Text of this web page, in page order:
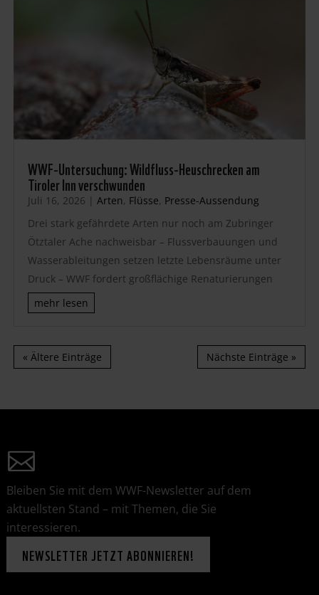
WWF-Untersuchung: Wildfluss-Heuschrecken am
Tiroler Inn verschwunden
Juli 16, 2026 | Arten, Flüsse, Presse-Aussendung
Drei stark gefährdete Arten nur noch am Zubringer
Ötztaler Ache nachweisbar – Flussverbauungen und
Wasserableitungen setzen letzte Lebensräume unter
Druck – WWF fordert großflächige Renaturierungen
mehr lesen
« Ältere Einträge Nächste Einträge »
Bleiben Sie mit dem WWF-Newsletter auf dem
aktuellsten Stand – mit Themen, die Sie
interessieren.
NEWSLETTER JETZT ABONNIEREN!